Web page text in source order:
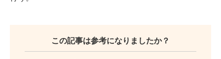
この記事は参考になりましたか？